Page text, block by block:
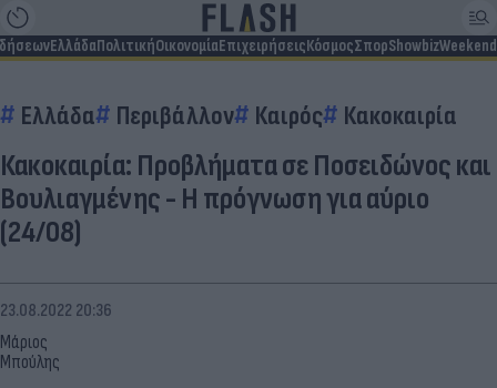
ΕλλάδαΠολιτικήΟικονομίαΕπιχειρήσειςΚόσμοςΣπορShowbizWeekend
Ελλάδα Περιβάλλον Καιρός Κακοκαιρία
Κακοκαιρία: Προβλήματα σε Ποσειδώνος και
Βουλιαγμένης - Η πρόγνωση για αύριο
(24/08)
Μάριος
Μπούλης
23.08.2022 20:36